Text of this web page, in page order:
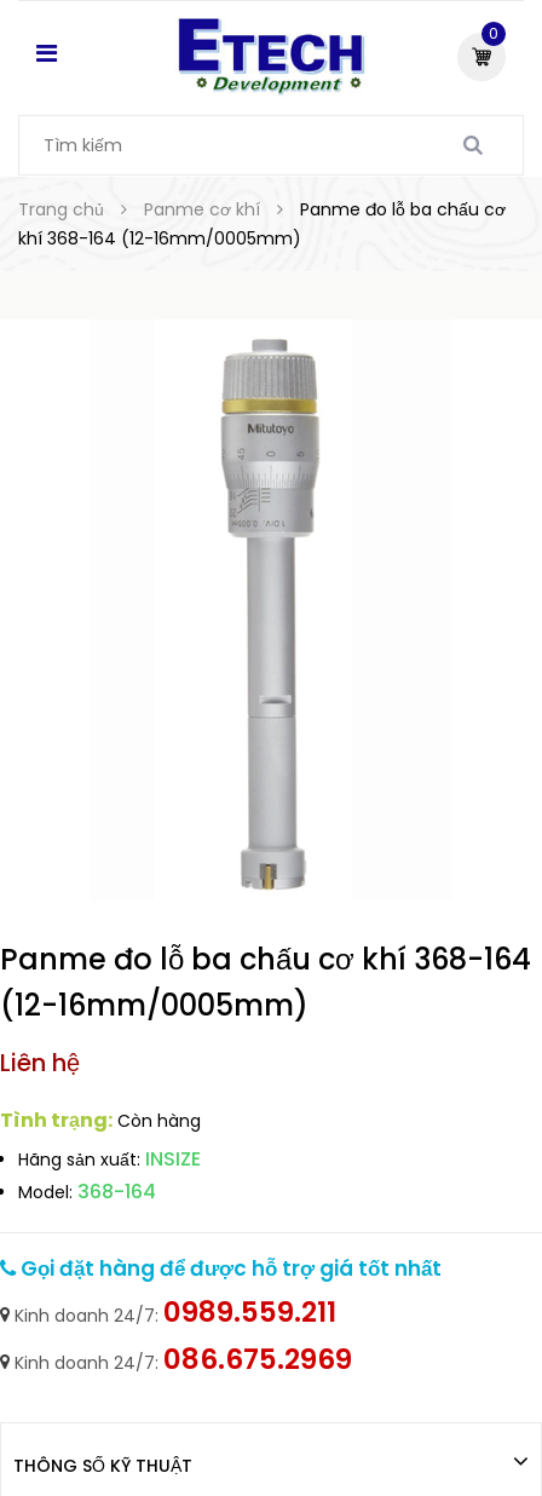
0
Trang chủ Panme cơ khí
Panme đo lỗ ba chấu cơ
khí 368-164 (12-16mm/0005mm)
Panme đo lỗ ba chấu cơ khí 368-164
(12-16mm/0005mm)
Liên hệ
Tình trạng: Còn hàng
Hãng sản xuất: INSIZE
Model: 368-164
Gọi đặt hàng để được hỗ trợ giá tốt nhất
Kinh doanh 24/7: 0989.559.211
Kinh doanh 24/7: 086.675.2969
THÔNG SỐ KỸ THUẬT